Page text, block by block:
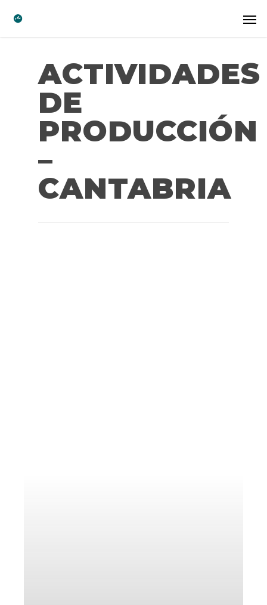
ACTIVIDADES
DE
PRODUCCIÓN
–
CANTABRIA